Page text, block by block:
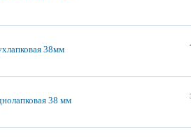
38мм
38 мм